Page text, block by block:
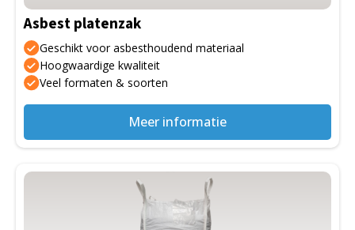
Asbest platenzak
Geschikt voor asbesthoudend materiaal
Hoogwaardige kwaliteit
Veel formaten & soorten
Meer informatie
Dit